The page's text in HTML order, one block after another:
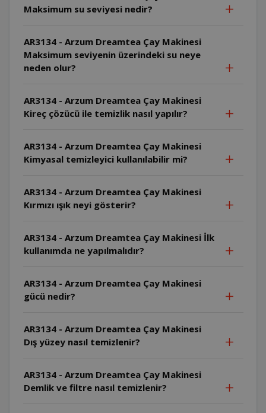
Maksimum su seviyesi nedir?
AR3134 - Arzum Dreamtea Çay Makinesi
Maksimum seviyenin üzerindeki su neye
neden olur?
AR3134 - Arzum Dreamtea Çay Makinesi
Kireç çözücü ile temizlik nasıl yapılır?
AR3134 - Arzum Dreamtea Çay Makinesi
Kimyasal temizleyici kullanılabilir mi?
AR3134 - Arzum Dreamtea Çay Makinesi
Kırmızı ışık neyi gösterir?
AR3134 - Arzum Dreamtea Çay Makinesi İlk
kullanımda ne yapılmalıdır?
AR3134 - Arzum Dreamtea Çay Makinesi
gücü nedir?
AR3134 - Arzum Dreamtea Çay Makinesi
Dış yüzey nasıl temizlenir?
AR3134 - Arzum Dreamtea Çay Makinesi
Demlik ve filtre nasıl temizlenir?